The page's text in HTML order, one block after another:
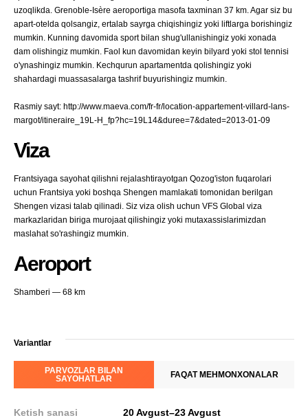
uzoqlikda. Grenoble-Isère aeroportiga masofa taxminan 37 km. Agar siz bu
apart-otelda qolsangiz, ertalab sayrga chiqishingiz yoki liftlarga borishingiz
mumkin. Kunning davomida sport bilan shug'ullanishingiz yoki xonada
dam olishingiz mumkin. Faol kun davomidan keyin bilyard yoki stol tennisi
o'ynashingiz mumkin. Kechqurun apartamentda qolishingiz yoki
shahardagi muassasalarga tashrif buyurishingiz mumkin.
Rasmiy sayt: http://www.maeva.com/fr-fr/location-appartement-villard-lans-
margot/itineraire_19L-H_fp?hc=19L14&duree=7&dated=2013-01-09
Viza
Frantsiyaga sayohat qilishni rejalashtirayotgan Qozog'iston fuqarolari
uchun Frantsiya yoki boshqa Shengen mamlakati tomonidan berilgan
Shengen vizasi talab qilinadi. Siz viza olish uchun VFS Global viza
markazlaridan biriga murojaat qilishingiz yoki mutaxassislarimizdan
maslahat so'rashingiz mumkin.
Aeroport
Shamberi — 68 km
Variantlar
PARVOZLAR BILAN
SAYOHATLAR
FAQAT MEHMONXONALAR
Ketish sanasi 20 Avgust–23 Avgust